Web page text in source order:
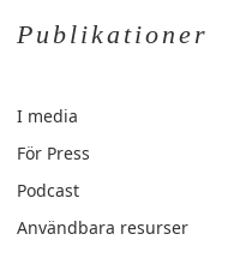
Publikationer
I media
För Press
Podcast
Användbara resurser